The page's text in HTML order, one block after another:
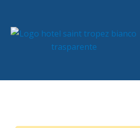
contenuto